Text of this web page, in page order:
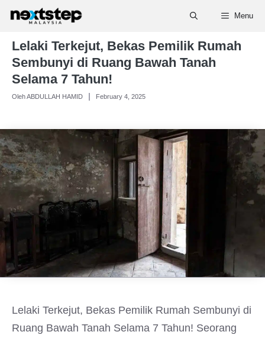
Skip
content
Menu
Lelaki Terkejut, Bekas Pemilik Rumah
Sembunyi di Ruang Bawah Tanah
Selama 7 Tahun!
Oleh ABDULLAH HAMID February 4, 2025
Lelaki Terkejut, Bekas Pemilik Rumah Sembunyi di
Ruang Bawah Tanah Selama 7 Tahun! Seorang